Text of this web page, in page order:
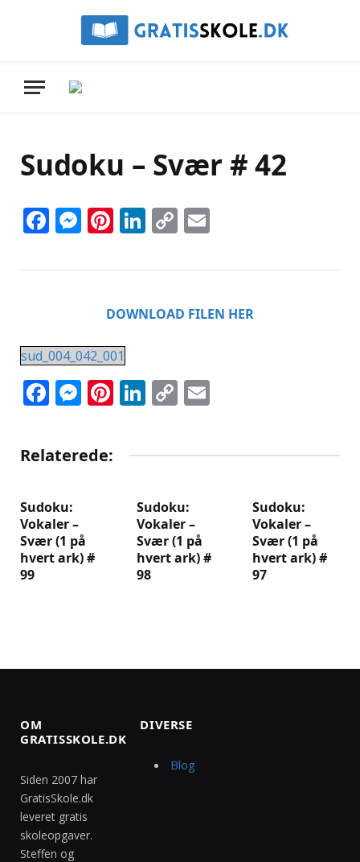
Sudoku – Svær # 42
Facebook
Messenger
Pinterest
LinkedIn
Copy
DOWNLOAD FILEN HER
sud_004_042_001
Facebook
Messenger
Pinterest
LinkedIn
Copy
Relaterede:
Sudoku:
Vokaler –
Svær (1 på
hvert ark) #
99
Sudoku:
Vokaler –
Svær (1 på
hvert ark) #
98
Sudoku:
Vokaler –
Svær (1 på
hvert ark) #
97
OM
GRATISSKOLE.DK
Siden 2007 har
GratisSkole.dk
leveret gratis
skoleopgaver.
Steffen og
DIVERSE
Blog